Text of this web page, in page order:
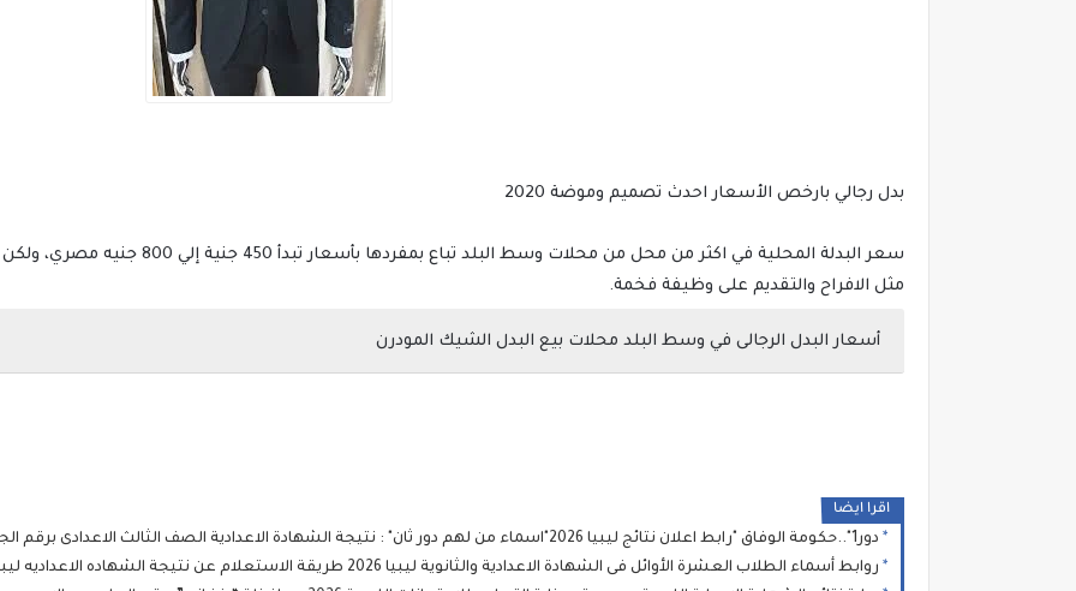
بدل رجالي بارخص الأسعار احدث تصميم وموضة 2020
سعر البدلة المحلية في اكثر من محل من
مثل الافراح والتقديم على وظيفة فخمة.
أسعار البدل الرجالى في وسط البلد محلات بيع البدل الشيك المودرن
اقرا ايضا
دور1"..حكومة الوفاق "رابط اعلان نتائج ليبيا 2026"اسماء من لهم دور ثان" : نتيجة الشهادة الاعدادية الصف الثالث الاعدادى برقم الجلوس
روابط أسماء الطلاب العشرة الأوائل فى الشهادة الاعدادية والثانوية ليبيا 2026 طريقة الاستعلام عن نتيجة الشهاده الاعداديه ليبيا بالاسم